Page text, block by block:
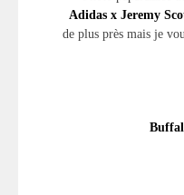
Adidas x Jeremy
de plus près mais je